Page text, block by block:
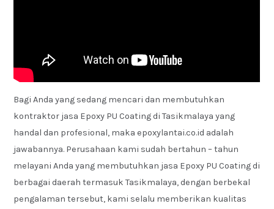
Bagi Anda yang sedang mencari dan membutuhkan
kontraktor jasa Epoxy PU Coating di Tasikmalaya yang
handal dan profesional, maka epoxylantai.co.id adalah
jawabannya. Perusahaan kami sudah bertahun – tahun
melayani Anda yang membutuhkan jasa Epoxy PU Coating di
berbagai daerah termasuk Tasikmalaya, dengan berbekal
pengalaman tersebut, kami selalu memberikan kualitas